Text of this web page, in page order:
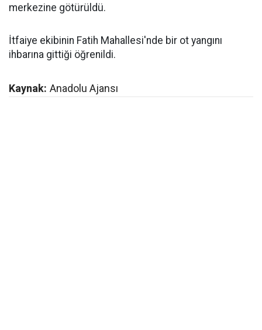
merkezine götürüldü.
İtfaiye ekibinin Fatih Mahallesi'nde bir ot yangını
ihbarına gittiği öğrenildi.
Kaynak: Anadolu Ajansı